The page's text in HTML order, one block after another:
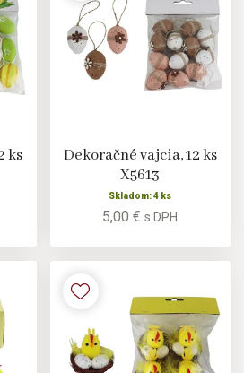
ks
Dekoračné vajcia, 12 ks
X5613
Skladom: 4 ks
5,00 €s DPH